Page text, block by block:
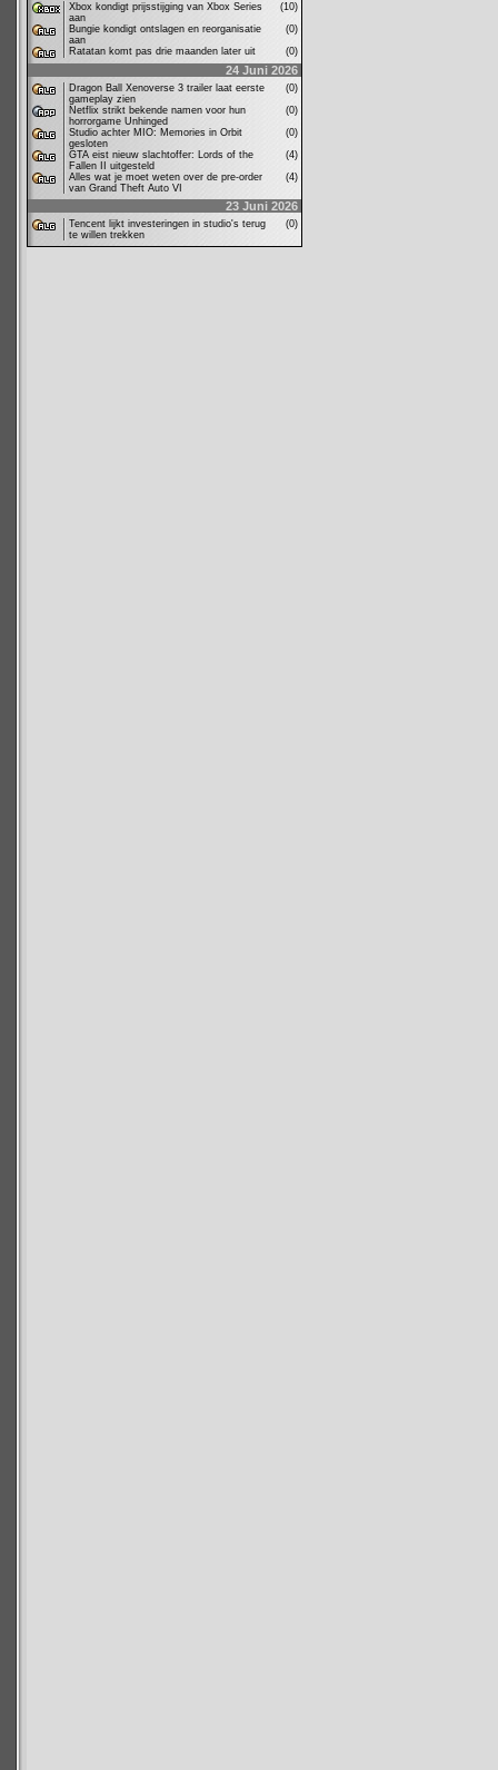
Xbox kondigt prijsstijging van Xbox Series
aan
(10)
Bungie kondigt ontslagen en reorganisatie
aan
(0)
Ratatan komt pas drie maanden later uit
(0)
24 Juni 2026
Dragon Ball Xenoverse 3 trailer laat eerste
gameplay zien
(0)
Netflix strikt bekende namen voor hun
horrorgame Unhinged
(0)
Studio achter MIO: Memories in Orbit
gesloten
(0)
GTA eist nieuw slachtoffer: Lords of the
Fallen II uitgesteld
(4)
Alles wat je moet weten over de pre-order
van Grand Theft Auto VI
(4)
23 Juni 2026
Tencent lijkt investeringen in studio's terug
te willen trekken
(0)